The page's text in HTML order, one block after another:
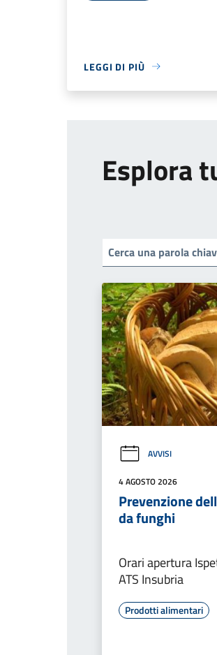
LEGGI DI PIÙ
Esplora
AVVISI
4 AGOSTO 2026
Prevenzione
da funghi
Orari apertura
ATS Insubria
Prodotti alimentari